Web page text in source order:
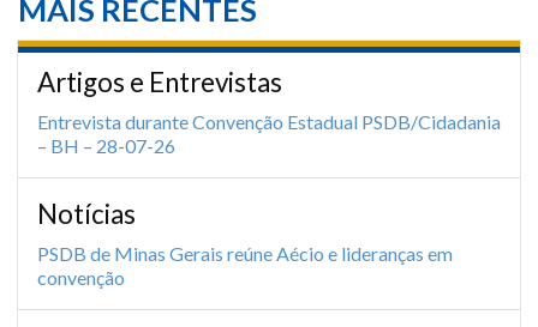
MAIS RECENTES
Artigos e Entrevistas
Entrevista durante Convenção Estadual PSDB/Cidadania
– BH – 28-07-26
Notícias
PSDB de Minas Gerais reúne Aécio e lideranças em
convenção